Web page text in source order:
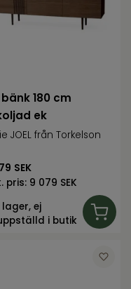
bänk 180 cm
ek
JOEL från Torkelson
SEK
pris: 9 079 SEK
lager, ej
i butik